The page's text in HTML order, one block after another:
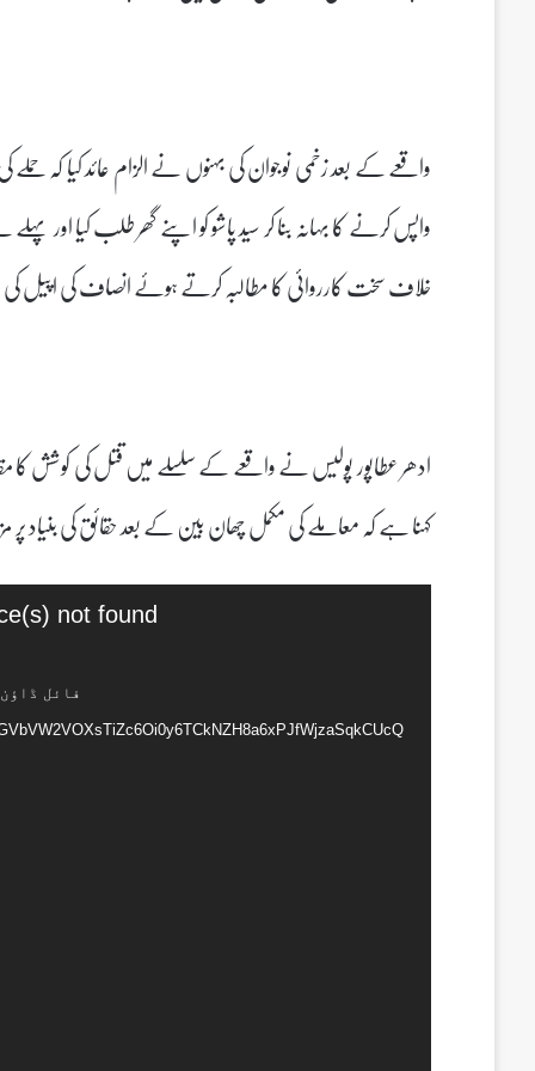
واقعے کے بعد زخمی نوجوان کی بہنوں نے الزام عائد کیا کہ
واپس کرنے کا بہانہ بنا کر سید پاشو کو اپنے گھر طلب کیا
خلاف سخت کارروائی کا مطالبہ کرتے ہوئے انصاف کی اپیل
ادھر عطاپور پولیس نے واقعے کے سلسلے میں قتل کی کوشش
کہنا ہے کہ معاملے کی مکمل چھان بین کے بعد حقائق کی بنیاد پر
not found